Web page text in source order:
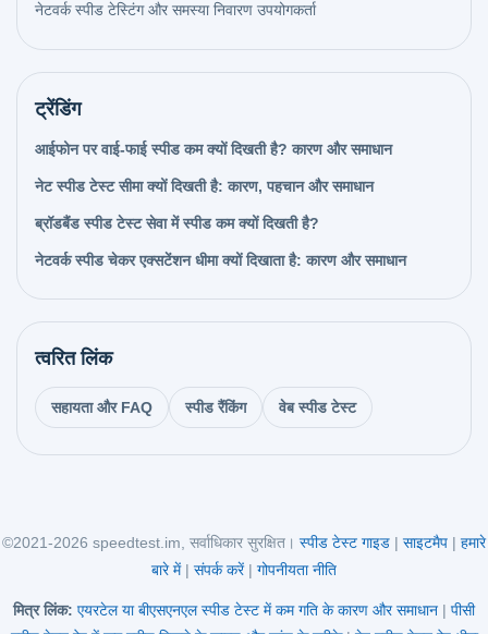
नेटवर्क स्पीड टेस्टिंग और समस्या निवारण उपयोगकर्ता
ट्रेंडिंग
आईफोन पर वाई-फाई स्पीड कम क्यों दिखती है? कारण और समाधान
नेट स्पीड टेस्ट सीमा क्यों दिखती है: कारण, पहचान और समाधान
ब्रॉडबैंड स्पीड टेस्ट सेवा में स्पीड कम क्यों दिखती है?
नेटवर्क स्पीड चेकर एक्सटेंशन धीमा क्यों दिखाता है: कारण और समाधान
त्वरित लिंक
सहायता और FAQ स्पीड रैंकिंग वेब स्पीड टेस्ट
©2021-2026 speedtest.im, सर्वाधिकार सुरक्षित। स्पीड टेस्ट गाइड | साइटमैप | हमारे
बारे में| संपर्क करें| गोपनीयता नीति
मित्र लिंक: एयरटेल या बीएसएनएल स्पीड टेस्ट में कम गति के कारण और समाधान | पीसी